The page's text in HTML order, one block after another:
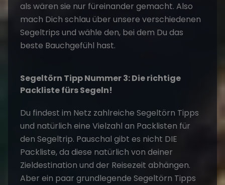
als wären sie nur füreinander gemacht. Also
mach Dich schlau über unsere verschiedenen
Segeltrips und wähle den, bei dem Du das
beste Bauchgefühl hast.
Segeltörn Tipp Nummer 3: Die richtige
Packliste fürs Segeln!
Du findest im Netz zahlreiche Segeltörn Tipps
und natürlich eine Vielzahl an Packlisten für
den Segeltrip. Pauschal gibt es nicht DIE
Packliste, da diese natürlich von deiner
Zieldestination und der Reisezeit abhängen.
Aber ein paar grundlegende Segeltörn Tipps